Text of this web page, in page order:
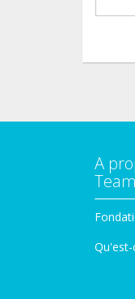
A
Qu'est-